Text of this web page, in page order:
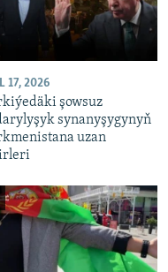
17, 2026
şowsuz
synanyşygynyň
uzan